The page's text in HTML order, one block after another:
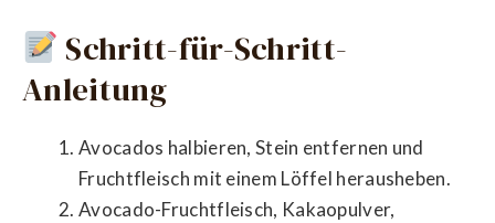
Schritt-für-Schritt-
Anleitung
Avocados halbieren, Stein entfernen und
Fruchtfleisch mit einem Löffel herausheben.
Avocado-Fruchtfleisch, Kakaopulver,